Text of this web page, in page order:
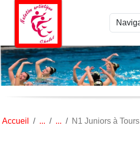
Accueil N1 Juniors à Tours
Panneau de gestion des cookies